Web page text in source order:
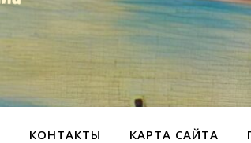
КОНТАКТЫ КАРТА САЙТА